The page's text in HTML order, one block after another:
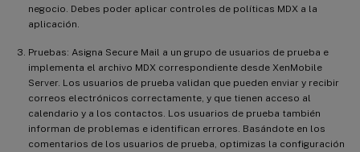
negocio. Debes poder aplicar controles de políticas MDX a la
aplicación.
Pruebas: Asigna Secure Mail a un grupo de usuarios de prueba e
implementa el archivo MDX correspondiente desde XenMobile
Server. Los usuarios de prueba validan que pueden enviar y recibir
correos electrónicos correctamente, y que tienen acceso al
calendario y a los contactos. Los usuarios de prueba también
informan de problemas e identifican errores. Basándote en los
comentarios de los usuarios de prueba, optimizas la configuración